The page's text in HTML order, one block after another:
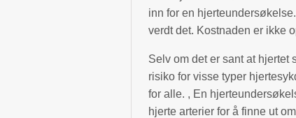
inn for en
verdt det. Kostnaden er ikke
Selv om det er sant at hjertet
risiko for visse typer
for alle. , En
hjerte arterier for å finne ut